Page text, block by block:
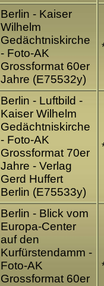
Berlin - Kaiser
Wilhelm
Gedächtniskirche
- Foto-AK
Grossformat 60er
Jahre (E75532y)
Berlin - Luftbild -
Kaiser Wilhelm
Gedächtniskirche
- Foto-AK
Grossformat 70er
Jahre - Verlag
Gerd Huffert
Berlin (E75533y)
Berlin - Blick vom
Europa-Center
auf den
Kurfürstendamm -
Foto-AK
Grossformat 60er